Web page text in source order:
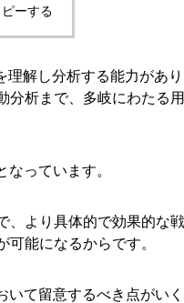
ーする
解し分析する能力があ
分析まで、多岐にわたる
っています。
より具体的で効果的な
能になるからです。
て留意するべき点がいく